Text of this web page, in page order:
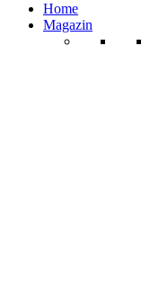
Home
Magazin